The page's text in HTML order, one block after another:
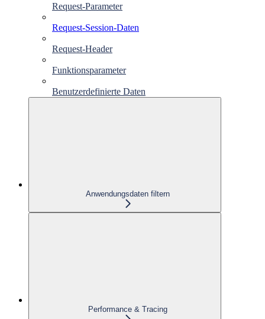
Request-Parameter
Request-Session-Daten
Request-Header
Funktionsparameter
Benutzerdefinierte Daten
Anwendungsdaten filtern
Performance & Tracing